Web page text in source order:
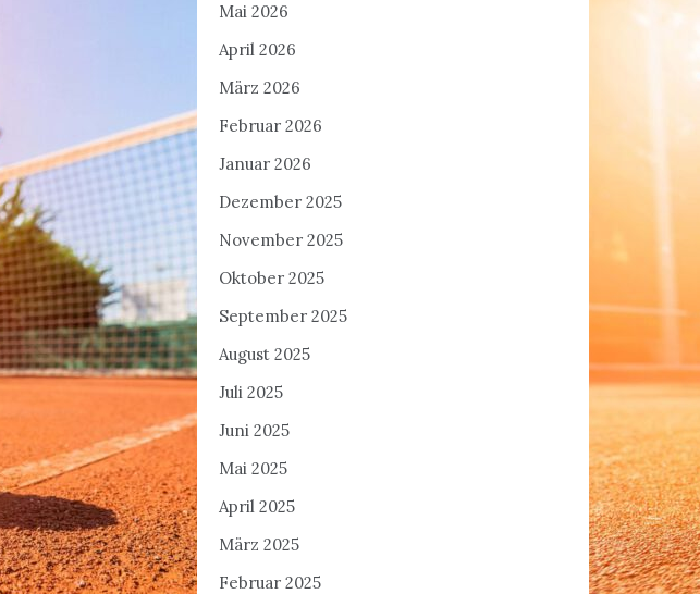
Mai 2026
April 2026
März 2026
Februar 2026
Januar 2026
Dezember 2025
November 2025
Oktober 2025
September 2025
August 2025
Juli 2025
Juni 2025
Mai 2025
April 2025
März 2025
Februar 2025